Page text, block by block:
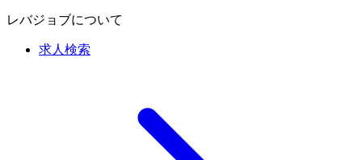
レバジョブについて
求人検索